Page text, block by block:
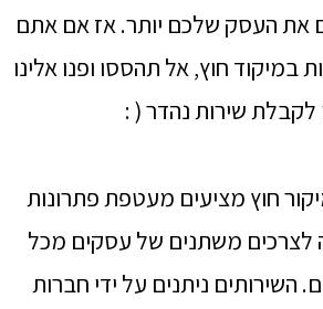
את העסק שלכם יותר. אז אם אתם
במיקוד חוץ, אל תהססו ופנו אלינו
לקבלת שירות נהדר ( :
חוץ מציעים מעטפת פתרונות
משתנים של עסקים מכל
השירותים ניתנים על ידי חברות